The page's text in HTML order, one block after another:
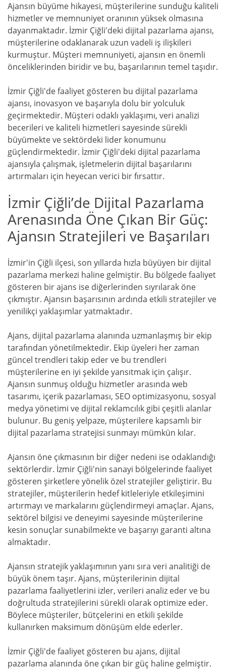
Ajansın büyüme hikayesi, müşterilerine sunduğu kaliteli
hizmetler ve memnuniyet oranının yüksek olmasına
dayanmaktadır. İzmir Çiğli'deki dijital pazarlama ajansı,
müşterilerine odaklanarak uzun vadeli iş ilişkileri
kurmuştur. Müşteri memnuniyeti, ajansın en önemli
önceliklerinden biridir ve bu, başarılarının temel taşıdır.
İzmir Çiğli'de faaliyet gösteren bu dijital pazarlama
ajansı, inovasyon ve başarıyla dolu bir yolculuk
geçirmektedir. Müşteri odaklı yaklaşımı, veri analizi
becerileri ve kaliteli hizmetleri sayesinde sürekli
büyümekte ve sektördeki lider konumunu
güçlendirmektedir. İzmir Çiğli'deki dijital pazarlama
ajansıyla çalışmak, işletmelerin dijital başarılarını
artırmaları için heyecan verici bir fırsattır.
İzmir Çiğli’de Dijital Pazarlama
Arenasında Öne Çıkan Bir Güç:
Ajansın Stratejileri ve Başarıları
İzmir'in Çiğli ilçesi, son yıllarda hızla büyüyen bir dijital
pazarlama merkezi haline gelmiştir. Bu bölgede faaliyet
gösteren bir ajans ise diğerlerinden sıyrılarak öne
çıkmıştır. Ajansın başarısının ardında etkili stratejiler ve
yenilikçi yaklaşımlar yatmaktadır.
Ajans, dijital pazarlama alanında uzmanlaşmış bir ekip
tarafından yönetilmektedir. Ekip üyeleri her zaman
güncel trendleri takip eder ve bu trendleri
müşterilerine en iyi şekilde yansıtmak için çalışır.
Ajansın sunmuş olduğu hizmetler arasında web
tasarımı, içerik pazarlaması, SEO optimizasyonu, sosyal
medya yönetimi ve dijital reklamcılık gibi çeşitli alanlar
bulunur. Bu geniş yelpaze, müşterilere kapsamlı bir
dijital pazarlama stratejisi sunmayı mümkün kılar.
Ajansın öne çıkmasının bir diğer nedeni ise odaklandığı
sektörlerdir. İzmir Çiğli'nin sanayi bölgelerinde faaliyet
gösteren şirketlere yönelik özel stratejiler geliştirir. Bu
stratejiler, müşterilerin hedef kitleleriyle etkileşimini
artırmayı ve markalarını güçlendirmeyi amaçlar. Ajans,
sektörel bilgisi ve deneyimi sayesinde müşterilerine
kesin sonuçlar sunabilmekte ve başarıyı garanti altına
almaktadır.
Ajansın stratejik yaklaşımının yanı sıra veri analitiği de
büyük önem taşır. Ajans, müşterilerinin dijital
pazarlama faaliyetlerini izler, verileri analiz eder ve bu
doğrultuda stratejilerini sürekli olarak optimize eder.
Böylece müşteriler, bütçelerini en etkili şekilde
kullanırken maksimum dönüşüm elde ederler.
İzmir Çiğli'de faaliyet gösteren bu ajans, dijital
pazarlama alanında öne çıkan bir güç haline gelmiştir.